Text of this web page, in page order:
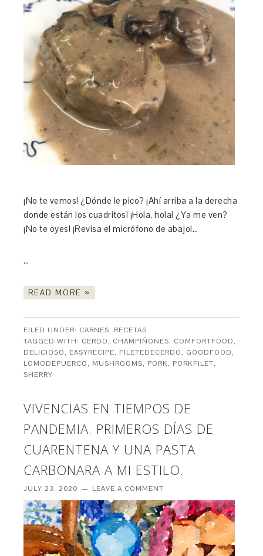
¡No te vemos! ¿Dónde le pico? ¡Ahí arriba a la derecha
donde están los cuadritos! ¡Hola, hola! ¿Ya me ven?
¡No te oyes! ¡Revisa el micrófono de abajo!…
…
READ MORE »
FILED UNDER: CARNES, RECETAS
TAGGED WITH: CERDO, CHAMPIÑONES, COMFORTFOOD,
DELICIOSO, EASYRECIPE, FILETEDECERDO, GOODFOOD,
LOMODEPUERCO, MUSHROOMS, PORK, PORKFILET,
SHERRY
VIVENCIAS EN TIEMPOS DE
PANDEMIA. PRIMEROS DÍAS DE
CUARENTENA Y UNA PASTA
CARBONARA A MI ESTILO.
JULY 23, 2020 LEAVE A COMMENT